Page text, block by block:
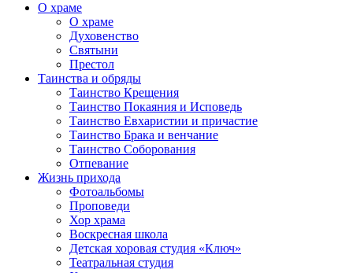
О храме
О храме
Духовенство
Святыни
Престол
Таинства и обряды
Таинство Крещения
Таинство Покаяния и Исповедь
Таинство Евхаристии и причастие
Таинство Брака и венчание
Таинство Соборования
Отпевание
Жизнь прихода
Фотоальбомы
Проповеди
Хор храма
Воскресная школа
Детская хоровая студия «Ключ»
Театральная студия